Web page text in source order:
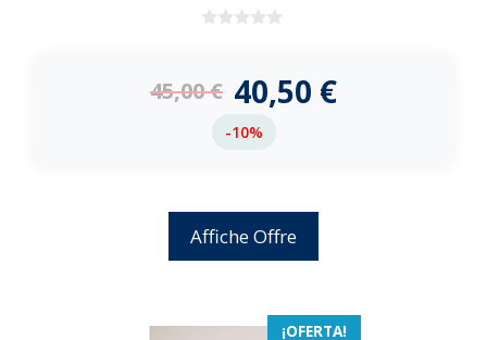
5
45,00€ 40,50 €
-10%
Affiche Offre
¡OFERTA!